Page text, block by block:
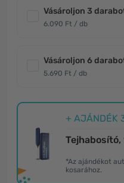
Vásároljon 3
6.090 Ft / db
Vásároljon 6
5.690 Ft / db
+ AJÁNDÉK
Tejhabosító,
*Az ajándékot
kosarához.